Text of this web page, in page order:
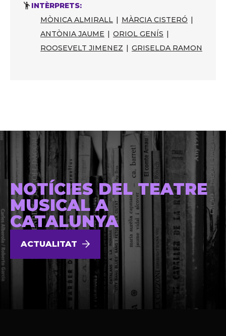
INTÈRPRETS:
MÒNICA ALMIRALL | MÀRCIA CISTERÓ |
ANTÒNIA JAUME | ORIOL GENÍS |
ROOSEVELT JIMENEZ | GRISELDA RAMON
NOTÍCIES DEL TEATRE
MUSICAL A
CATALUNYA
ACTUALITAT